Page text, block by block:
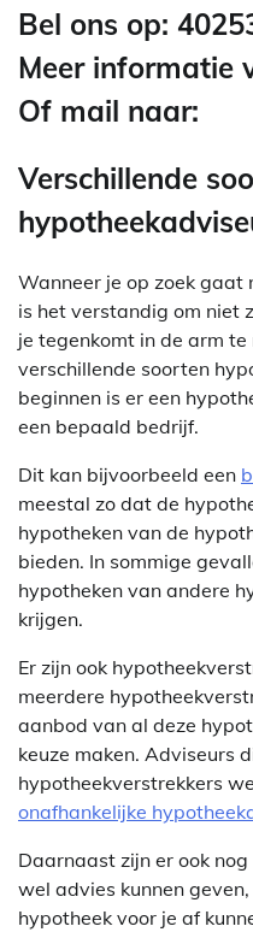
Bel ons op:
Meer informatie
Of mail naar:
Verschillende
Wanneer je op zoek gaat
is het verstandig om niet
je tegenkomt in de arm te
verschillende soorten
beginnen is er een
een bepaald bedrijf.
Dit kan bijvoorbeeld een
meestal zo dat de
hypotheken van de
bieden. In sommige
hypotheken van andere
krijgen.
Er zijn ook
meerdere
aanbod van al deze
keuze maken. Adviseurs
hypotheekverstrekkers
onafhankelijke
Daarnaast zijn er ook
wel advies kunnen
hypotheek voor je af